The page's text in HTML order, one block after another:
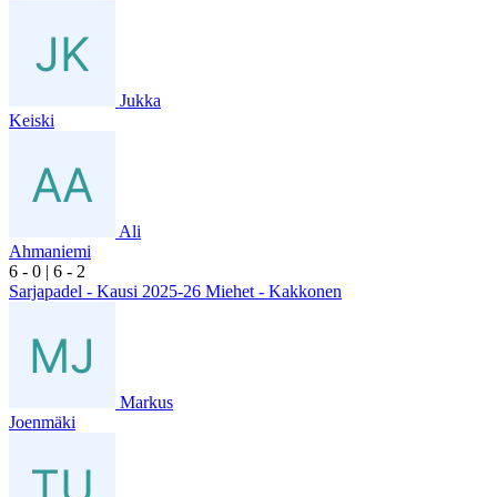
Jukka
Keiski
Ali
Ahmaniemi
6 - 0 | 6 - 2
Sarjapadel - Kausi 2025-26 Miehet - Kakkonen
Markus
Joenmäki